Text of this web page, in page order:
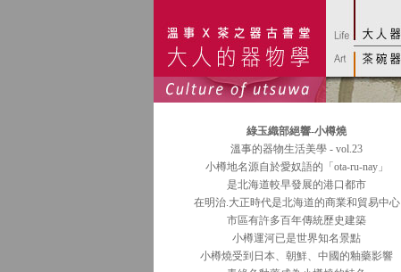
綠玉織部絕響-小樽燒
溫事的器物生活美學 - vol.23
小樽地名源自於愛奴語的「ota-ru-nay」
是北海道較早發展的港口都市
在明治.大正時代是北海道的商業和貿易中心
市區有許多百年傳統歷史建築
小樽運河已是世界知名景點
小樽燒受到日本、朝鮮、中國的釉藥影響